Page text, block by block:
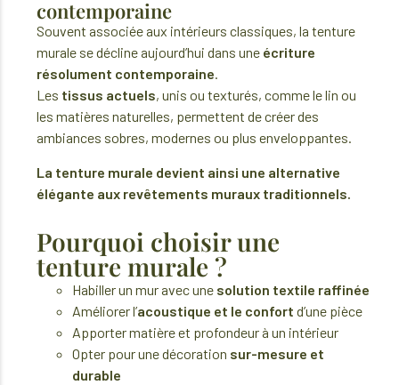
contemporaine
Souvent associée aux intérieurs classiques, la tenture
murale se décline aujourd’hui dans une écriture
résolument contemporaine.
Les tissus actuels, unis ou texturés, comme le lin ou
les matières naturelles, permettent de créer des
ambiances sobres, modernes ou plus enveloppantes.
La tenture murale devient ainsi une alternative
élégante aux revêtements muraux traditionnels.
Pourquoi choisir une
tenture murale ?
Habiller un mur avec une solution textile raffinée
Améliorer l’acoustique et le confort d’une pièce
Apporter matière et profondeur à un intérieur
Opter pour une décoration sur-mesure et
durable